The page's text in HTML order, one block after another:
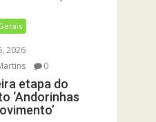
2026
0
etapa do
‘Andorinhas